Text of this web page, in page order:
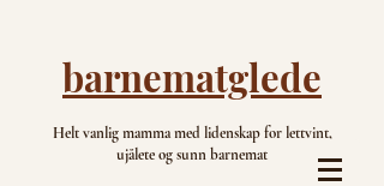
barnematglede
Helt vanlig mamma med lidenskap for lettvint,
ujålete og sunn barnemat